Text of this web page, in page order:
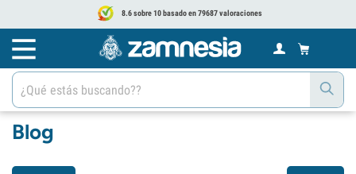
8.6 sobre 10 basado en 79687 valoraciones
Blog